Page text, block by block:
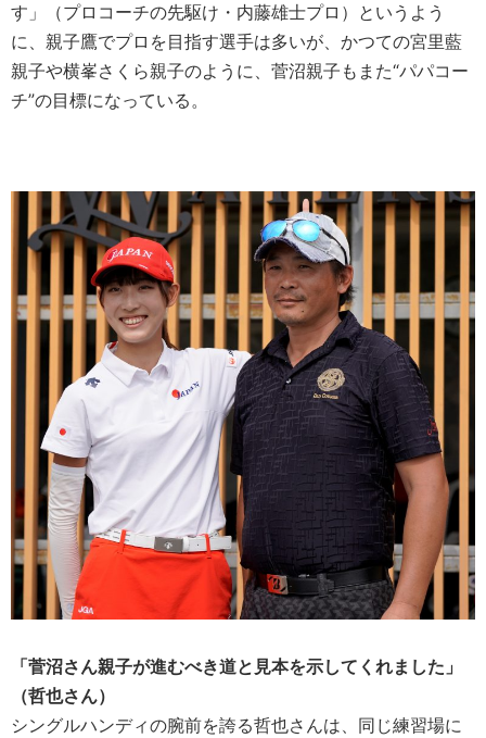
す」（プロコーチの先駆け・内藤雄士プロ）というよう
に、親子鷹でプロを目指す選手は多いが、かつての宮里藍
親子や横峯さくら親子のように、菅沼親子もまた“パパコー
チ”の目標になっている。
「菅沼さん親子が進むべき道と見本を示してくれました」
（哲也さん）
シングルハンディの腕前を誇る哲也さんは、同じ練習場に